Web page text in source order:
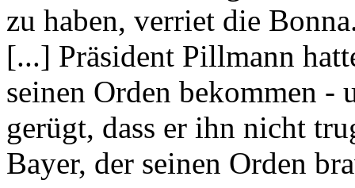
zu haben, verriet die
[...] Präsident Pillmann
seinen Orden bekommen -
gerügt, dass er ihn nicht
Bayer, der seinen Orden